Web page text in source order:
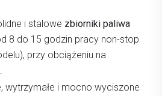
i stalowe zbiorniki paliwa
8 do 15 godzin pracy non-stop
przy obciążeniu na
wytrzymałe i mocno wyciszone